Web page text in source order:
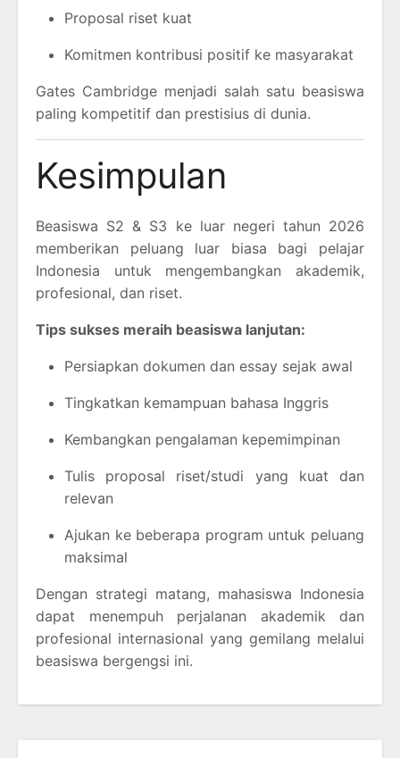
Proposal riset kuat
Komitmen kontribusi positif ke masyarakat
Gates Cambridge menjadi salah satu beasiswa
paling kompetitif dan prestisius di dunia.
Kesimpulan
Beasiswa S2 & S3 ke luar negeri tahun 2026
memberikan peluang luar biasa bagi pelajar
Indonesia untuk mengembangkan akademik,
profesional, dan riset.
Tips sukses meraih beasiswa lanjutan:
Persiapkan dokumen dan essay sejak awal
Tingkatkan kemampuan bahasa Inggris
Kembangkan pengalaman kepemimpinan
Tulis proposal riset/studi yang kuat dan
relevan
Ajukan ke beberapa program untuk peluang
maksimal
Dengan strategi matang, mahasiswa Indonesia
dapat menempuh perjalanan akademik dan
profesional internasional yang gemilang melalui
beasiswa bergengsi ini.